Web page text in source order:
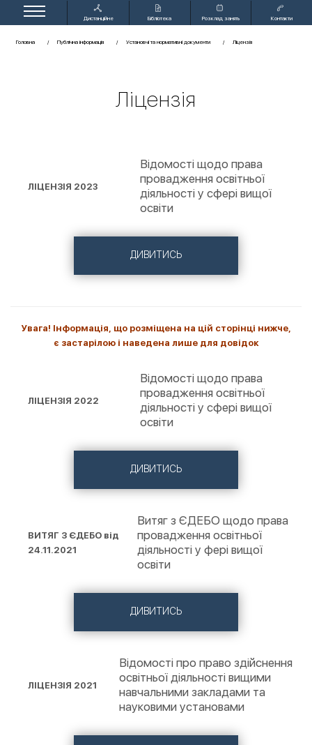
Дистанційне
Бібліотека Розклад занять Контакти
Головна Публічна інформація Установчі та нормативні документи Ліцензія
Ліцензія
ЛІЦЕНЗІЯ 2023
Відомості щодо права
провадження освітньої
діяльності у сфері вищої
освіти
ДИВИТИСЬ
Увага! Інформація, що розміщена на цій сторінці нижче,
є застарілою і наведена лише для довідок
ЛІЦЕНЗІЯ 2022
Відомості щодо права
провадження освітньої
діяльності у сфері вищої
освіти
ДИВИТИСЬ
ВИТЯГ З ЄДЕБО від
24.11.2021
Витяг з ЄДЕБО щодо права
провадження освітньої
діяльності у фері вищої
освіти
ДИВИТИСЬ
ЛІЦЕНЗІЯ 2021
Відомості про право здійснення
освітньої діяльності вищими
навчальними закладами та
науковими установами